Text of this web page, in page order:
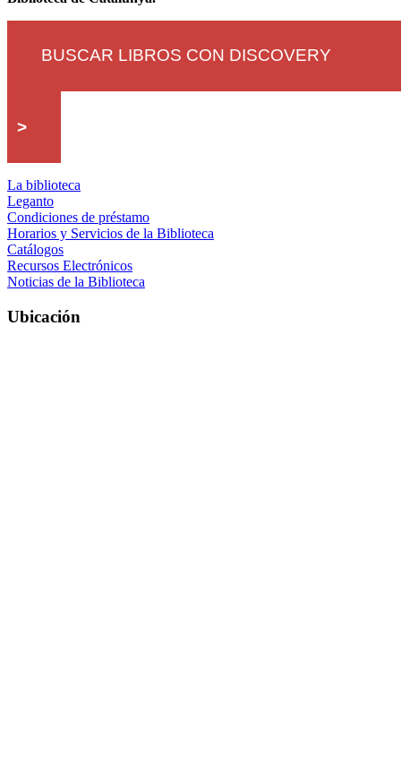
BUSCAR LIBROS CON DISCOVERY
>
La biblioteca
Leganto
Condiciones de préstamo
Horarios y Servicios de la Biblioteca
Catálogos
Recursos Electrónicos
Noticias de la Biblioteca
Ubicación